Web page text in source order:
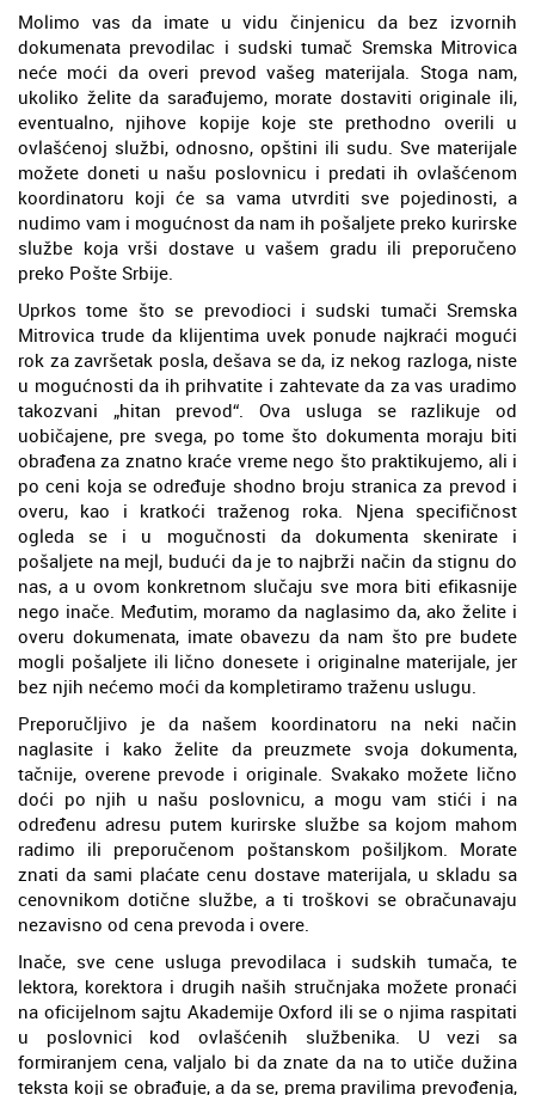
Molimo vas da imate u vidu činjenicu da bez izvornih
dokumenata prevodilac i sudski tumač Sremska Mitrovica
neće moći da overi prevod vašeg materijala. Stoga nam,
ukoliko želite da sarađujemo, morate dostaviti originale ili,
eventualno, njihove kopije koje ste prethodno overili u
ovlašćenoj službi, odnosno, opštini ili sudu. Sve materijale
možete doneti u našu poslovnicu i predati ih ovlašćenom
koordinatoru koji će sa vama utvrditi sve pojedinosti, a
nudimo vam i mogućnost da nam ih pošaljete preko kurirske
službe koja vrši dostave u vašem gradu ili preporučeno
preko Pošte Srbije.
Uprkos tome što se prevodioci i sudski tumači Sremska
Mitrovica trude da klijentima uvek ponude najkraći mogući
rok za završetak posla, dešava se da, iz nekog razloga, niste
u mogućnosti da ih prihvatite i zahtevate da za vas uradimo
takozvani „hitan prevod“. Ova usluga se razlikuje od
uobičajene, pre svega, po tome što dokumenta moraju biti
obrađena za znatno kraće vreme nego što praktikujemo, ali i
po ceni koja se određuje shodno broju stranica za prevod i
overu, kao i kratkoći traženog roka. Njena specifičnost
ogleda se i u mogučnosti da dokumenta skenirate i
pošaljete na mejl, budući da je to najbrži način da stignu do
nas, a u ovom konkretnom slučaju sve mora biti efikasnije
nego inače. Međutim, moramo da naglasimo da, ako želite i
overu dokumenata, imate obavezu da nam što pre budete
mogli pošaljete ili lično donesete i originalne materijale, jer
bez njih nećemo moći da kompletiramo traženu uslugu.
Preporučljivo je da našem koordinatoru na neki način
naglasite i kako želite da preuzmete svoja dokumenta,
tačnije, overene prevode i originale. Svakako možete lično
doći po njih u našu poslovnicu, a mogu vam stići i na
određenu adresu putem kurirske službe sa kojom mahom
radimo ili preporučenom poštanskom pošiljkom. Morate
znati da sami plaćate cenu dostave materijala, u skladu sa
cenovnikom dotične službe, a ti troškovi se obračunavaju
nezavisno od cena prevoda i overe.
Inače, sve cene usluga prevodilaca i sudskih tumača, te
lektora, korektora i drugih naših stručnjaka možete pronaći
na oficijelnom sajtu Akademije Oxford ili se o njima raspitati
u poslovnici kod ovlašćenih službenika. U vezi sa
formiranjem cena, valjalo bi da znate da na to utiče dužina
teksta koji se obrađuje, a da se, prema pravilima prevođenja,